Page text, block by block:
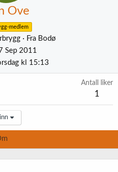
Ove
medlem
· Fra Bodø
Sep 2011
kl 15:13
Antall liker
1